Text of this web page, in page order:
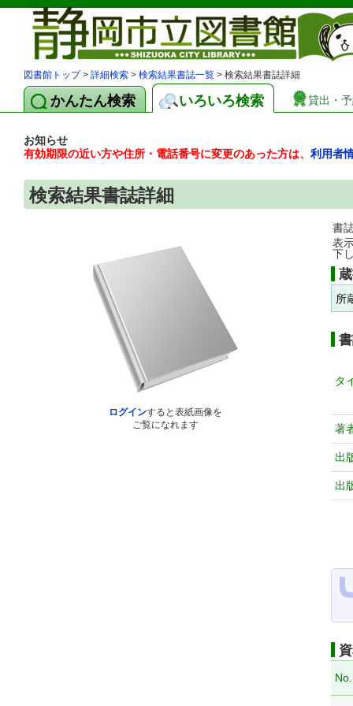
図書館トップ> 詳細検索 > 検索結果書誌一覧 > 検索結果書誌詳細
かんたん検索 いろいろ検索 貸出・
お知らせ
有効期限の近い方や住所・電話番号に変更のあった方は、 利用者
検索結果書誌詳細
ログインすると表紙画像を
ご覧になれます
書
表
下
所
タ
著
出
出
No.